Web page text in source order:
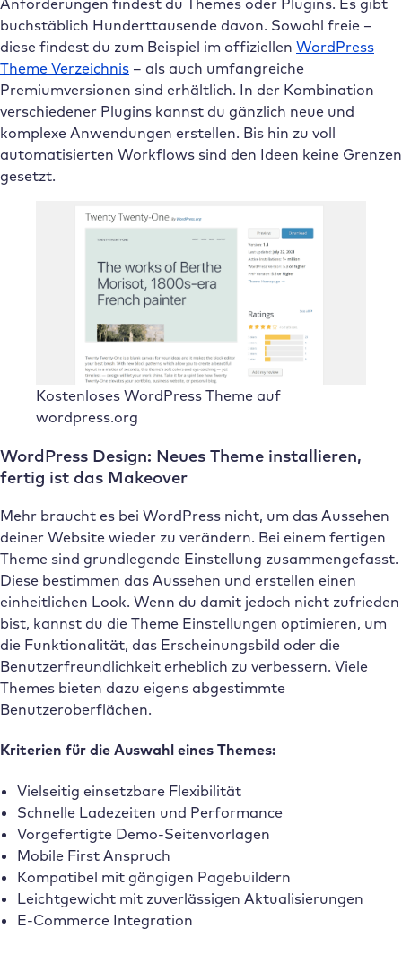
buchstäblich Hunderttausende davon. Sowohl freie –
diese findest du zum Beispiel im offiziellen WordPress
Theme Verzeichnis – als auch umfangreiche
Premiumversionen sind erhältlich. In der Kombination
verschiedener Plugins kannst du gänzlich neue und
komplexe Anwendungen erstellen. Bis hin zu voll
automatisierten Workflows sind den Ideen keine Grenzen
gesetzt.
Kostenloses WordPress Theme auf
wordpress.org
WordPress Design: Neues Theme installieren,
fertig ist das Makeover
Mehr braucht es bei WordPress nicht, um das Aussehen
deiner Website wieder zu verändern. Bei einem fertigen
Theme sind grundlegende Einstellung zusammengefasst.
Diese bestimmen das Aussehen und erstellen einen
einheitlichen Look. Wenn du damit jedoch nicht zufrieden
bist, kannst du die Theme Einstellungen optimieren, um
die Funktionalität, das Erscheinungsbild oder die
Benutzerfreundlichkeit erheblich zu verbessern. Viele
Themes bieten dazu eigens abgestimmte
Benutzeroberflächen.
Kriterien für die Auswahl eines Themes:
Vielseitig einsetzbare Flexibilität
Schnelle Ladezeiten und Performance
Vorgefertigte Demo-Seitenvorlagen
Mobile First Anspruch
Kompatibel mit gängigen Pagebuildern
Leichtgewicht mit zuverlässigen Aktualisierungen
E-Commerce Integration